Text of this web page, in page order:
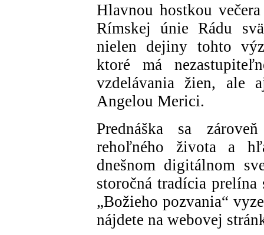
Hlavnou hostkou
Rímskej únie Rádu
nielen dejiny tohto
ktoré má
vzdelávania žien, ale
Angelou Merici.
Prednáška sa
rehoľného života a
dnešnom digitálnom
storočná tradícia prelína
„Božieho pozvania“
nájdete na webovej